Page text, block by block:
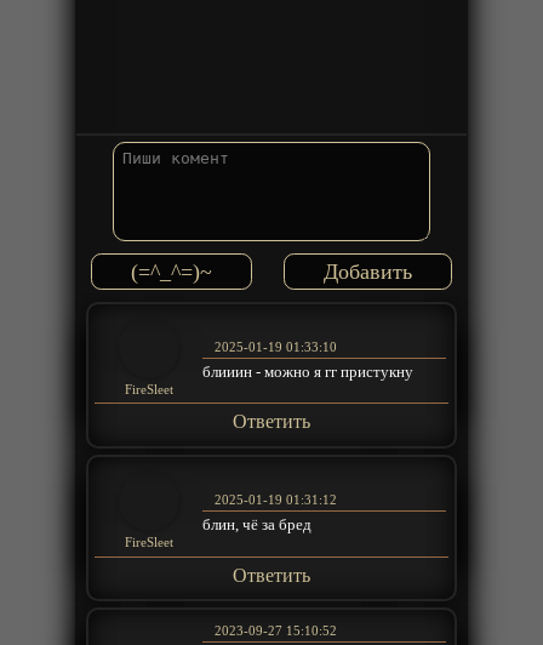
(=^_^=)~
FireSleet
2025-01-19 01:33:10
блииин - можно я гг пристукну
Ответить
FireSleet
2025-01-19 01:31:12
блин, чё за бред
Ответить
2023-09-27 15:10:52